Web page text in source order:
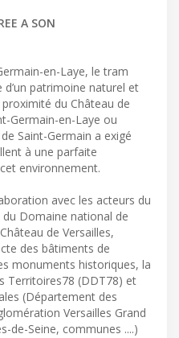
A SON
en-Laye, le tram
patrimoine naturel et
du Château de
Germain-en-Laye ou
Saint-Germain a exigé
à une parfaite
environnement.
avec les acteurs du
Domaine national de
de Versailles,
des bâtiments de
monuments historiques, la
Territoires78 (DDT78) et
(Département des
Versailles Grand
de-Seine, communes ....)